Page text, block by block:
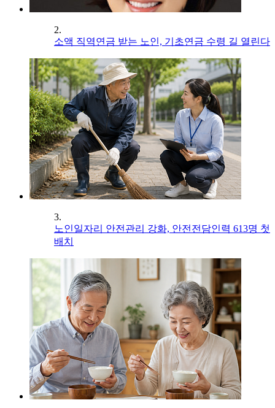
2.
소액 직역연금 받는 노인, 기초연금 수령 길 열린다
3.
노인일자리 안전관리 강화, 안전전담인력 613명 첫
배치